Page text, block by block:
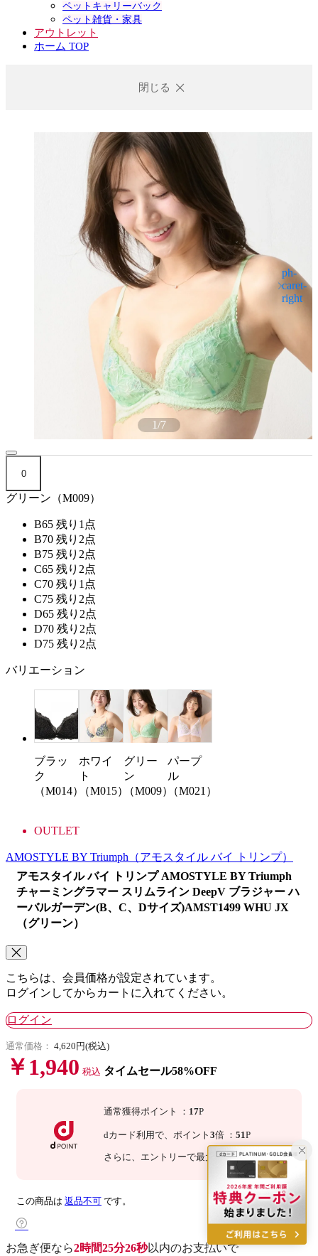
ペットキャリーバック
ペット雑貨・家具
アウトレット
ホーム TOP
閉じる
1/7
0
グリーン（M009）
B65 残り1点
B70 残り2点
B75 残り2点
C65 残り2点
C70 残り1点
C75 残り2点
D65 残り2点
D70 残り2点
D75 残り2点
バリエーション
ブラッ
ク
（M014）
ホワイ
ト
（M015）
グリー
ン
（M009）
パープ
ル
（M021）
OUTLET
AMOSTYLE BY Triumph （アモスタイル バイ トリンプ）
アモスタイル バイ トリンプ AMOSTYLE BY Triumph
チャーミングラマー スリムライン DeepV ブラジャー ハ
ーバルガーデン(B、C、Dサイズ)AMST1499 WHU JX
（グリーン）
こちらは、会員価格が設定されています。
ログインしてからカートに入れてください。
ログイン
通常価格： 4,620円(税込)
￥1,940 税込 タイムセール58%OFF
通常獲得ポイント ： 17P
dカード利用で、ポイント3倍 ：51P
さらに、エントリーで最大 10 倍！詳細
この商品は 返品不可 です。
お急ぎ便なら2時間25分25秒以内のお支払いで